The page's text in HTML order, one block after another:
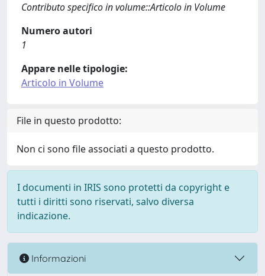
Contributo specifico in volume::Articolo in Volume
Numero autori
1
Appare nelle tipologie:
Articolo in Volume
File in questo prodotto:
Non ci sono file associati a questo prodotto.
I documenti in IRIS sono protetti da copyright e
tutti i diritti sono riservati, salvo diversa
indicazione.
Informazioni